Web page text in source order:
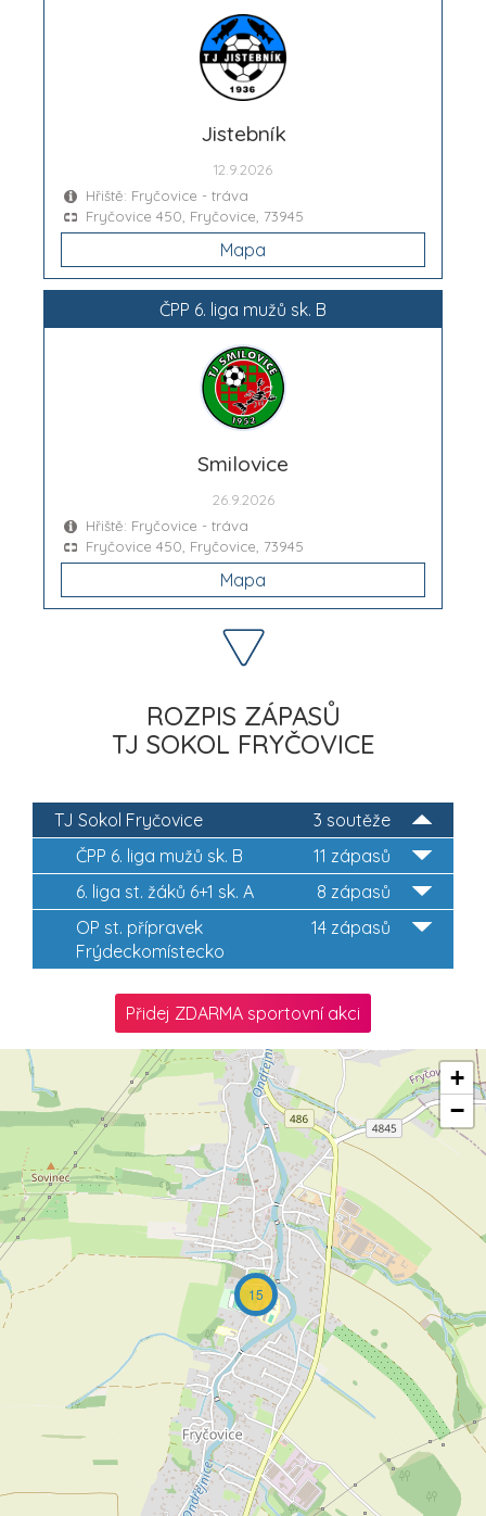
Jistebník
12.9.2026
Hřiště: Fryčovice - tráva
Fryčovice 450, Fryčovice, 73945
Mapa
ČPP 6. liga mužů sk. B
Smilovice
26.9.2026
Hřiště: Fryčovice - tráva
Fryčovice 450, Fryčovice, 73945
Mapa
ROZPIS ZÁPASŮ
TJ SOKOL FRYČOVICE
3 soutěže
TJ Sokol Fryčovice
11 zápasů
ČPP 6. liga mužů sk. B
8 zápasů
6. liga st. žáků 6+1 sk. A
14 zápasů
OP st. přípravek
Frýdeckomístecko
Přidej ZDARMA sportovní akci
15
+
−